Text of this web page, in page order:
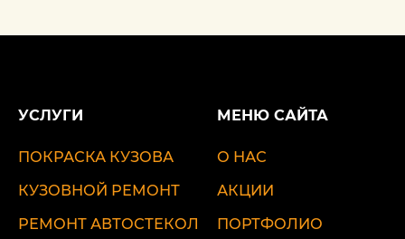
УСЛУГИ
ПОКРАСКА КУЗОВА
КУЗОВНОЙ РЕМОНТ
РЕМОНТ АВТОСТЕКОЛ
МЕНЮ САЙТА
О НАС
АКЦИИ
ПОРТФОЛИО